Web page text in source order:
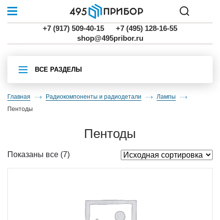
+7 (917) 509-40-15
+7 (495) 128-16-55
shop@495pribor.ru
ВСЕ РАЗДЕЛЫ
Главная Радиокомпоненты и радиодетали
лампы
пентоды
пентоды
Показаны все (7)